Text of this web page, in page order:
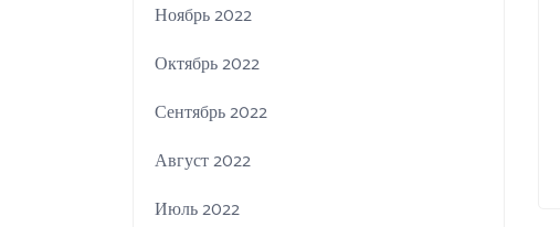
Ноябрь 2022
Октябрь 2022
Сентябрь 2022
Август 2022
Июль 2022